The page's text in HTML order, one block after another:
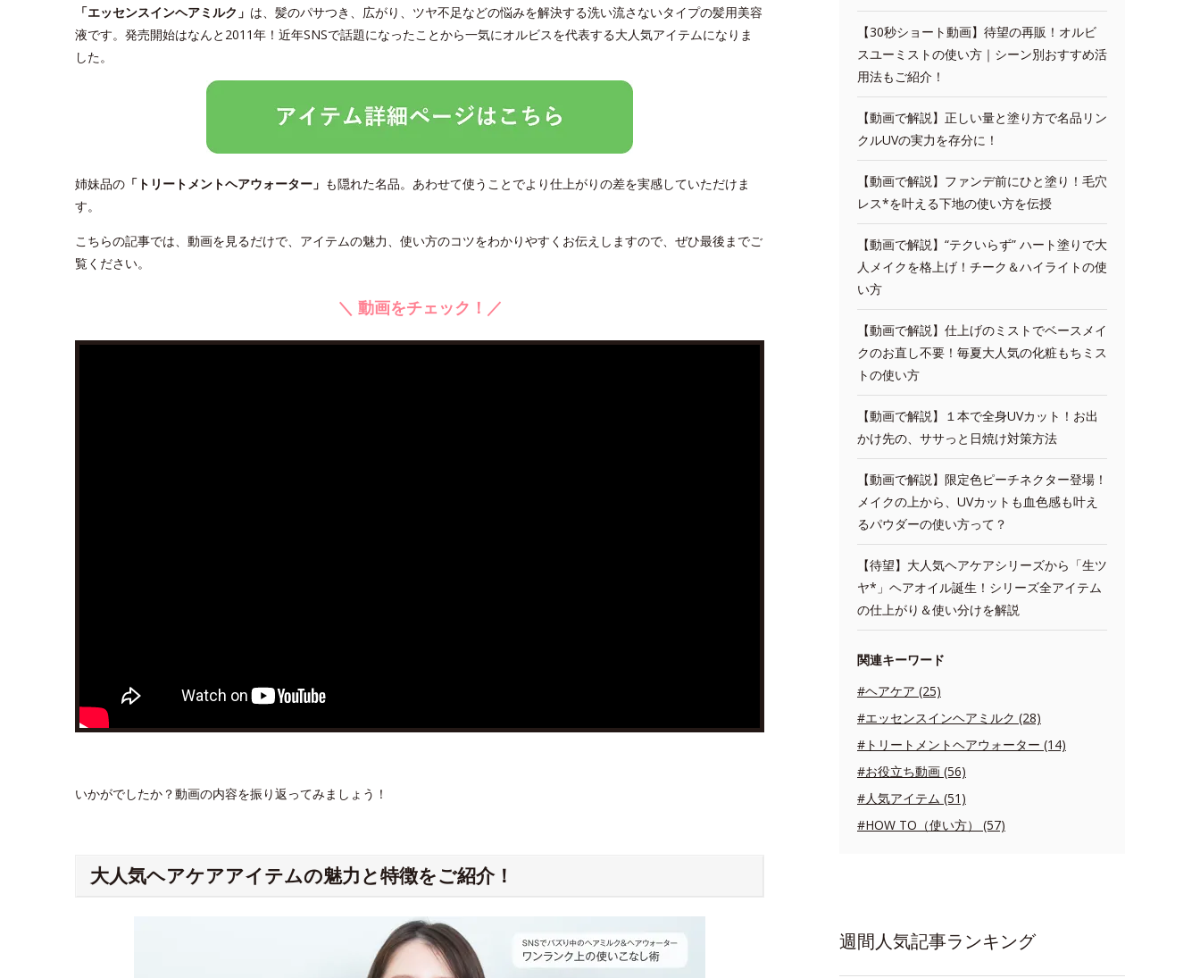
「エッセンスインヘアミルク」 は、髪のパサつき、広がり、ツヤ不足などの悩みを解決する洗い流さないタイプの髪用美容
液です。発売開始はなんと2011年！近年SNSで話題になったことから一気にオルビスを代表する大人気アイテムになりま
した。
姉妹品の 「トリートメントヘアウォーター」 も隠れた名品。あわせて使うことでより仕上がりの差を実感していただけま
す。
こちらの記事では、動画を見るだけで、アイテムの魅力、使い方のコツをわかりやすくお伝えしますので、ぜひ最後までご
覧ください。
＼ 動画をチェック！／
いかがでしたか？動画の内容を振り返ってみましょう！
大人気ヘアケアアイテムの魅力と特徴をご紹介！
【30秒ショート動画】待望の再販！オルビ
スユーミストの使い方｜シーン別おすすめ活
用法もご紹介！
【動画で解説】正しい量と塗り方で名品リン
クルUVの実力を存分に！
【動画で解説】ファンデ前にひと塗り！毛穴
レス*を叶える下地の使い方を伝授
【動画で解説】“テクいらず” ハート塗りで大
人メイクを格上げ！チーク＆ハイライトの使
い方
【動画で解説】仕上げのミストでベースメイ
クのお直し不要！毎夏大人気の化粧もちミス
トの使い方
【動画で解説】１本で全身UVカット！お出
かけ先の、ササっと日焼け対策方法
【動画で解説】限定色ピーチネクター登場！
メイクの上から、UVカットも血色感も叶え
るパウダーの使い方って？
【待望】大人気ヘアケアシリーズから「生ツ
ヤ*」ヘアオイル誕生！シリーズ全アイテム
の仕上がり＆使い分けを解説
関連キーワード
#ヘアケア (25)
#エッセンスインヘアミルク (28)
#トリートメントヘアウォーター (14)
#お役立ち動画 (56)
#人気アイテム (51)
#HOW TO（使い方） (57)
週間人気記事ランキング